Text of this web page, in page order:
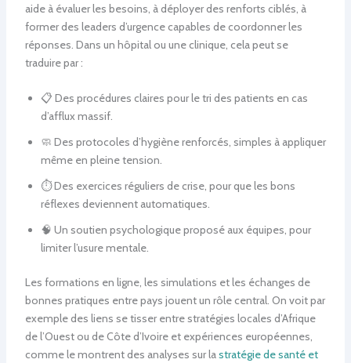
aide à évaluer les besoins, à déployer des renforts ciblés, à
former des leaders d’urgence capables de coordonner les
réponses. Dans un hôpital ou une clinique, cela peut se
traduire par :
📋 Des procédures claires pour le tri des patients en cas
d’afflux massif.
🧼 Des protocoles d’hygiène renforcés, simples à appliquer
même en pleine tension.
⏱️ Des exercices réguliers de crise, pour que les bons
réflexes deviennent automatiques.
🧠 Un soutien psychologique proposé aux équipes, pour
limiter l’usure mentale.
Les formations en ligne, les simulations et les échanges de
bonnes pratiques entre pays jouent un rôle central. On voit par
exemple des liens se tisser entre stratégies locales d’Afrique
de l’Ouest ou de Côte d’Ivoire et expériences européennes,
comme le montrent des analyses sur lastratégie de santé et